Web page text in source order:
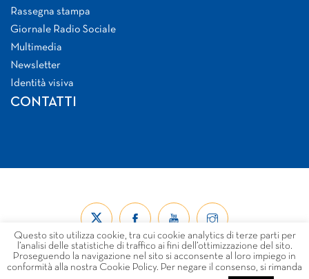
Rassegna stampa
Giornale Radio Sociale
Multimedia
Newsletter
Identità visiva
CONTATTI
Questo sito utilizza cookie, tra cui cookie analytics di terze parti per
l’analisi delle statistiche di traffico ai fini dell’ottimizzazione del sito.
Proseguendo la navigazione nel sito si acconsente al loro impiego in
conformità alla nostra Cookie Policy. Per negare il consenso, si rimanda